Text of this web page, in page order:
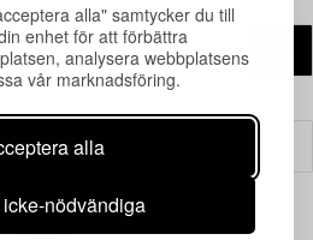
alla" samtycker du till
enhet för att förbättra
analysera webbplatsens
vår marknadsföring.
alla
nödvändiga
Filter